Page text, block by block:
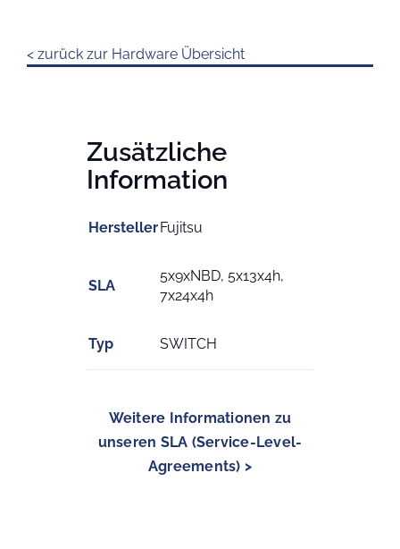
< zurück zur Hardware Übersicht
Zusätzliche
Information
HerstellerFujitsu
SLA
5x9xNBD, 5x13x4h,
7x24x4h
Typ SWITCH
Weitere Informationen zu
unseren SLA (Service-Level-
Agreements) >